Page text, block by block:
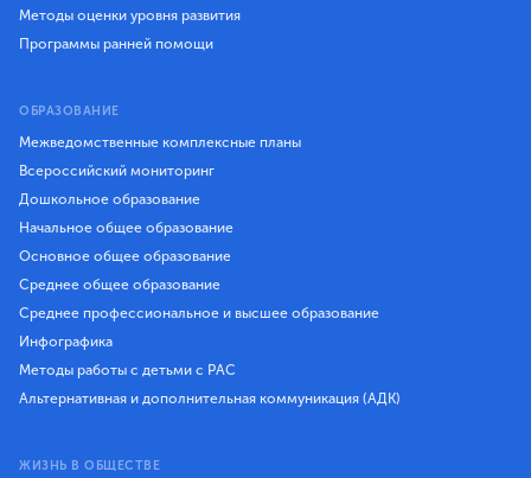
Методы оценки уровня развития
Программы ранней помощи
ОБРАЗОВАНИЕ
Межведомственные комплексные планы
Всероссийский мониторинг
Дошкольное образование
Начальное общее образование
Основное общее образование
Среднее общее образование
Среднее профессиональное и высшее образование
Инфографика
Методы работы с детьми с РАС
Альтернативная и дополнительная коммуникация (АДК)
ЖИЗНЬ В ОБЩЕСТВЕ